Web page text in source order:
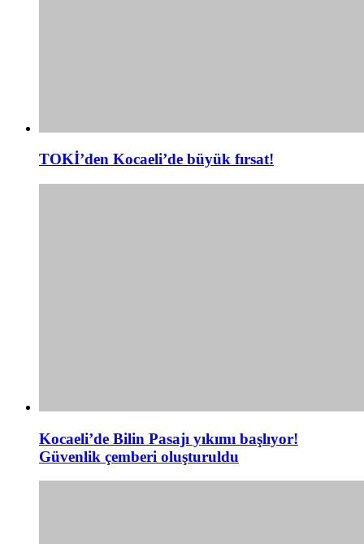
TOKİ’den Kocaeli’de büyük fırsat!
Kocaeli’de Bilin Pasajı yıkımı başlıyor!
Güvenlik çemberi oluşturuldu